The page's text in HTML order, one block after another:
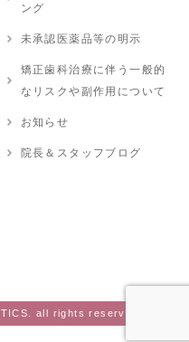
ング
未承認医薬品等の明示
矯正歯科治療に伴う一般的
なリスクや副作用について
お知らせ
院長＆スタッフブログ
all rights reserved.